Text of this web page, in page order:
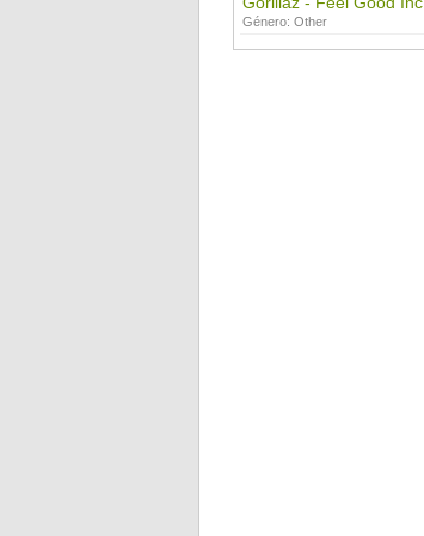
Género: Other